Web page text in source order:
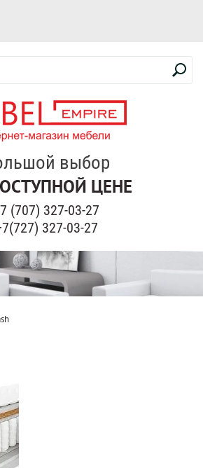
выбор
ЦЕНЕ
(707) 327-03-27
327-03-27